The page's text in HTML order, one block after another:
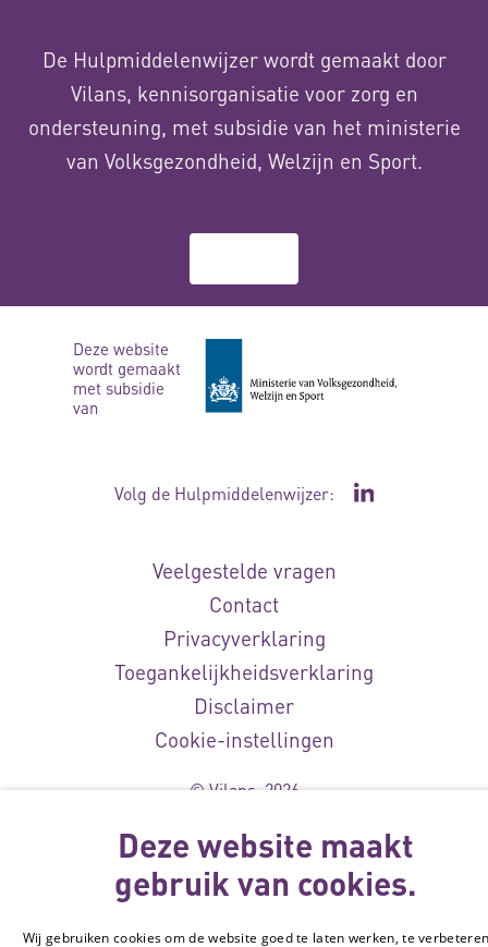
De Hulpmiddelenwijzer wordt gemaakt door
Vilans, kennisorganisatie voor zorg en
ondersteuning, met subsidie van het ministerie
van Volksgezondheid, Welzijn en Sport.
Deze website
wordt gemaakt
met subsidie
van
Volg de Hulpmiddelenwijzer: Ga naar de
Veelgestelde vragen
Contact
Privacyverklaring
Toegankelijkheidsverklaring
Disclaimer
Cookie-instellingen
© Vilans, 2026
Deze website maakt
gebruik van cookies.
Wij gebruiken cookies om de website goed te laten werken, te